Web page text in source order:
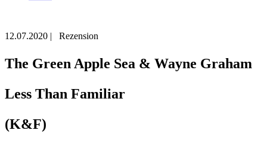
12.07.2020 | Rezension
The Green Apple Sea & Wayne Graham
Less Than Familiar
(K&F)